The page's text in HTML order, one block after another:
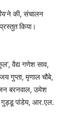
ने की, संचालन
किया।
वैद्य गणेश साव,
गुप्ता, मृणाल चौबे,
बरनवाल, उमेश
गुड्डू पांडेय, आर.एल.